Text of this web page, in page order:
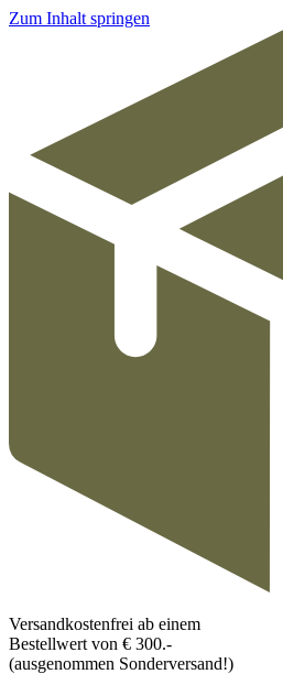
Zum Inhalt springen
Versandkostenfrei ab einem
Bestellwert von € 300.-
(ausgenommen Sonderversand!)